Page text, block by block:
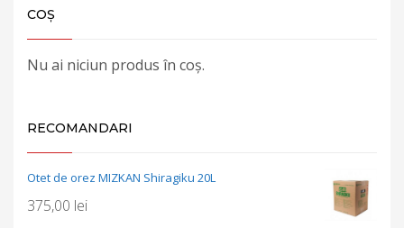
COȘ
Nu ai niciun produs în coș.
RECOMANDARI
Otet de orez MIZKAN Shiragiku 20L
375,00 lei